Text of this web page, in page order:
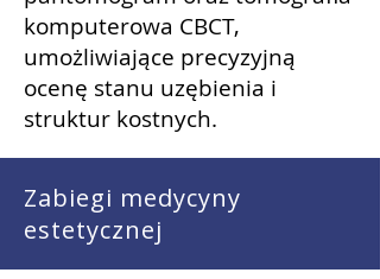
komputerowa CBCT,
umożliwiające precyzyjną
ocenę stanu uzębienia i
struktur kostnych.
Zabiegi medycyny
estetycznej